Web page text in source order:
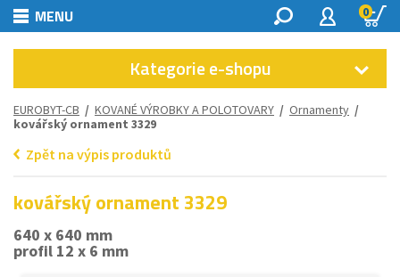
MENU 0
Kategorie e-shopu
EUROBYT-CB / KOVANÉ VÝROBKY A POLOTOVARY / Ornamenty /
kovářský ornament 3329
Zpět na výpis produktů
kovářský ornament 3329
640 x 640 mm
profil 12 x 6 mm